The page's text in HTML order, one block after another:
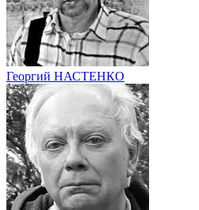
Георгий НАСТЕНКО